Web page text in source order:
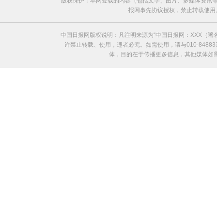
报网事先协议授权，禁止转载使
中国日报网版权说明：凡注明来源为“中国日报网：XXX（
许禁止转载、使用，违者必究。如需使用，请与010-
体，目的在于传播更多信息，其他媒体